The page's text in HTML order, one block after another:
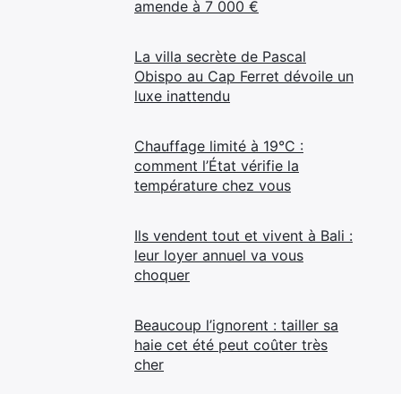
amende à 7 000 €
La villa secrète de Pascal
Obispo au Cap Ferret dévoile un
luxe inattendu
Chauffage limité à 19°C :
comment l’État vérifie la
température chez vous
Ils vendent tout et vivent à Bali :
leur loyer annuel va vous
choquer
Beaucoup l’ignorent : tailler sa
haie cet été peut coûter très
cher